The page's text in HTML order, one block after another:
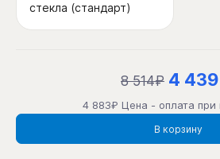
стекла (стандарт)
8 514₽ 4
4 883₽ Цена - оплата при
В корзину